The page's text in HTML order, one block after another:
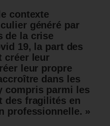
contexte
généré par
de la crise
19, la part des
créer leur
leur propre
dans les
compris parmi les
des fragilités en
professionnelle. »